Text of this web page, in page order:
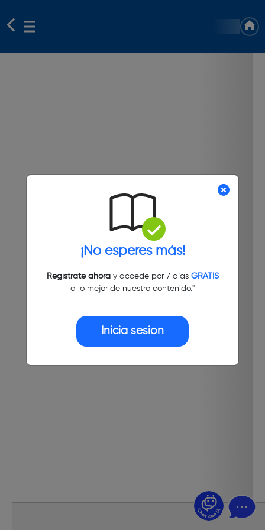
¡No esperes más!
Regístrate ahoray accede por 7 días GRATIS
a lo mejor de nuestro contenido."
Inicia sesión